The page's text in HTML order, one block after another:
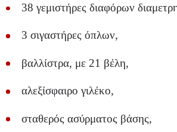
38 γεμιστήρες διαφόρων
3 σιγαστήρες όπλων,
βαλλίστρα, με 21 βέλη,
αλεξίσφαιρο γιλέκο,
σταθερός ασύρματος βάσης,